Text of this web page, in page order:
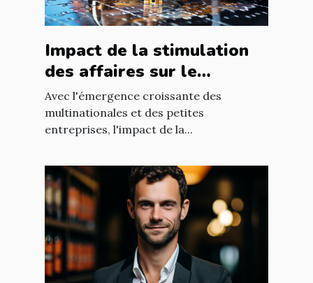
Impact de la stimulation
des affaires sur le
développement
économique mondial
Avec l'émergence croissante des
multinationales et des petites
entreprises, l'impact de la...